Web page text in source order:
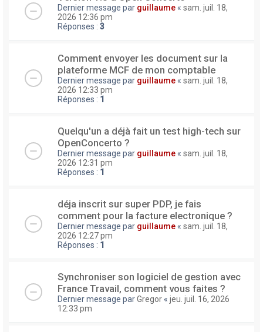
Dernier message par guillaume « sam. juil. 18,
2026 12:36 pm
Réponses : 3
Comment envoyer les document sur la
plateforme MCF de mon comptable
Dernier message par guillaume « sam. juil. 18,
2026 12:33 pm
Réponses : 1
Quelqu'un a déjà fait un test high-tech sur
OpenConcerto ?
Dernier message par guillaume « sam. juil. 18,
2026 12:31 pm
Réponses : 1
déja inscrit sur super PDP, je fais
comment pour la facture electronique ?
Dernier message par guillaume « sam. juil. 18,
2026 12:27 pm
Réponses : 1
Synchroniser son logiciel de gestion avec
France Travail, comment vous faites ?
Dernier message parGregor « jeu. juil. 16, 2026
12:33 pm